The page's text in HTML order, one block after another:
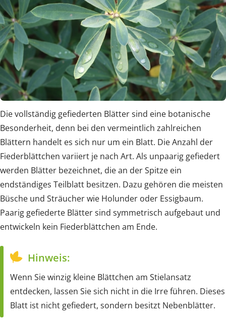
Die vollständig gefiederten Blätter sind eine botanische
Besonderheit, denn bei den vermeintlich zahlreichen
Blättern handelt es sich nur um ein Blatt. Die Anzahl der
Fiederblättchen variiert je nach Art. Als unpaarig gefiedert
werden Blätter bezeichnet, die an der Spitze ein
endständiges Teilblatt besitzen. Dazu gehören die meisten
Büsche und Sträucher wie Holunder oder Essigbaum.
Paarig gefiederte Blätter sind symmetrisch aufgebaut und
entwickeln kein Fiederblättchen am Ende.
Hinweis:
Wenn Sie winzig kleine Blättchen am Stielansatz
entdecken, lassen Sie sich nicht in die Irre führen. Dieses
Blatt ist nicht gefiedert, sondern besitzt Nebenblätter.